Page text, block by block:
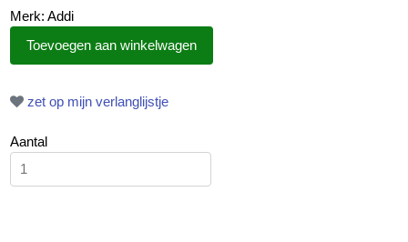
Merk: Addi
zet op mijn verlanglijstje
Aantal